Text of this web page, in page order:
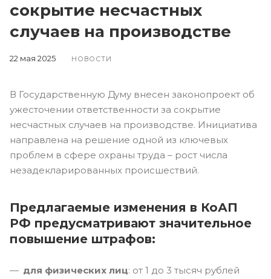
сокрытие несчастных
случаев на производстве
22 мая 2025 НОВОСТИ
В Государственную Думу внесен законопроект об
ужесточении ответственности за сокрытие
несчастных случаев на производстве. Инициатива
направлена на решение одной из ключевых
проблем в сфере охраны труда – рост числа
незадекларированных происшествий.
Предлагаемые изменения в КоАП
РФ предусматривают значительное
повышение штрафов:
для физических лиц: от 1 до 3 тысяч рублей